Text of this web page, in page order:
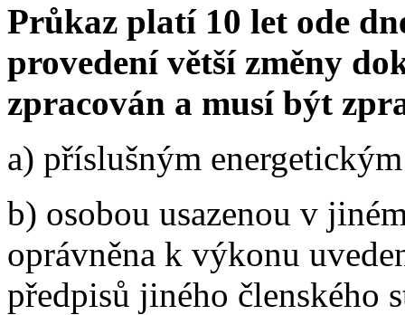
Průkaz platí 10 let ode
provedení větší změny
zpracován a musí být
a) příslušným
b) osobou usazenou v
oprávněna k výkonu
předpisů jiného členského